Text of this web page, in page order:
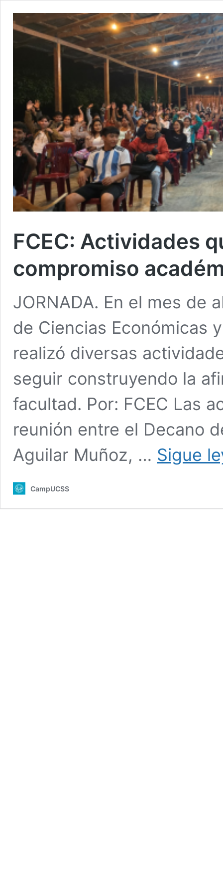
FCEC: Actividades
compromiso
JORNADA. En el mes de
de Ciencias Económicas
realizó diversas
seguir construyendo la
facultad. Por: FCEC Las
reunión entre el Decano
Aguilar Muñoz, … Sigue
CampUCSS